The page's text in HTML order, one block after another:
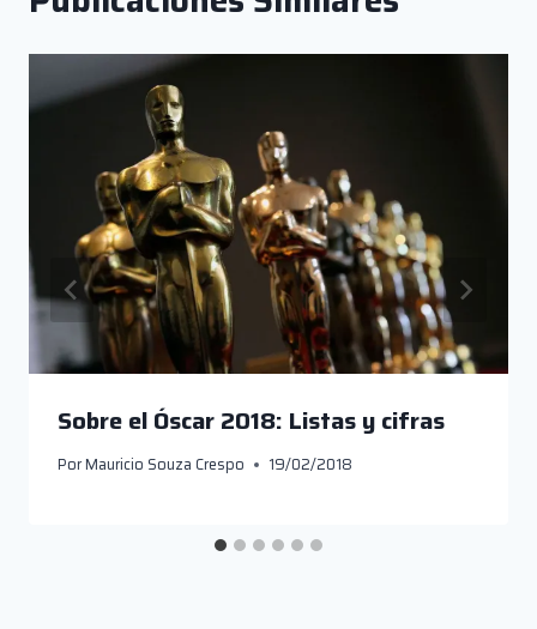
Sobre el Óscar 2018: Listas y cifras
PorMauricio Souza Crespo 19/02/2018